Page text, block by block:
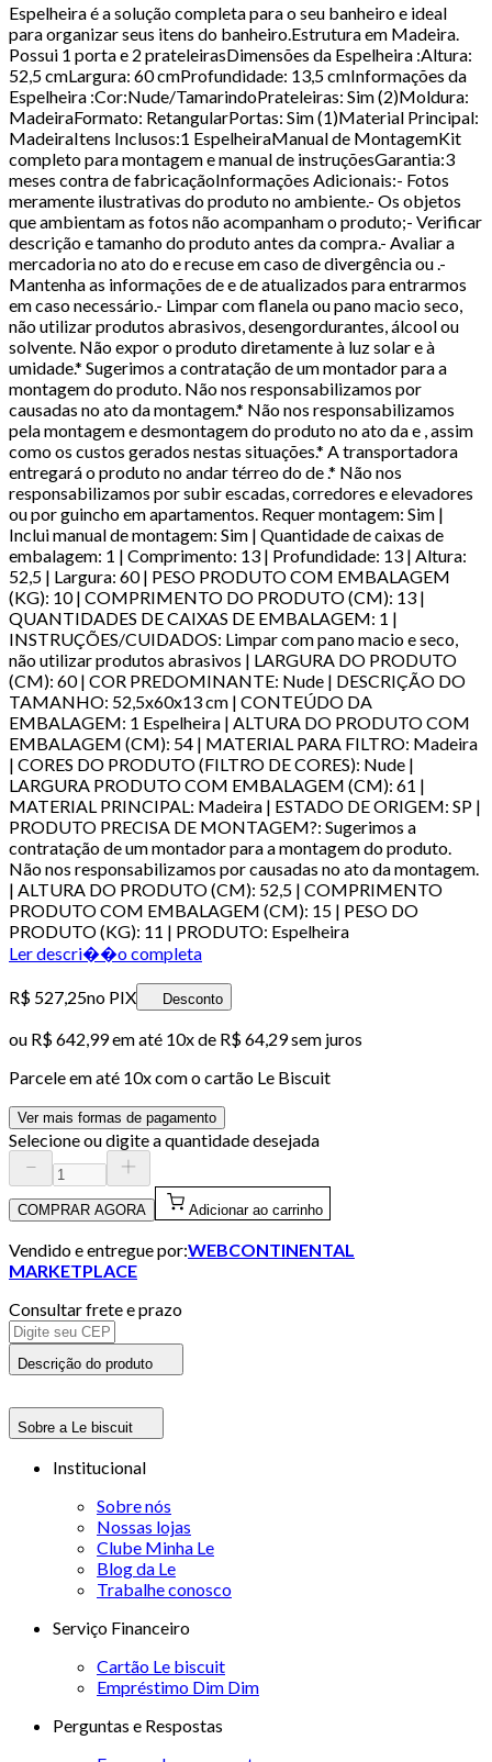
Espelheira é a solução completa para o seu banheiro e ideal
para organizar seus itens do banheiro.Estrutura em Madeira.
Possui 1 porta e 2 prateleirasDimensões da Espelheira :Altura:
52,5 cmLargura: 60 cmProfundidade: 13,5 cmInformações da
Espelheira :Cor:Nude/TamarindoPrateleiras: Sim (2)Moldura:
MadeiraFormato: RetangularPortas: Sim (1)Material Principal:
MadeiraItens Inclusos:1 EspelheiraManual de MontagemKit
completo para montagem e manual de instruçõesGarantia:3
meses contra de fabricaçãoInformações Adicionais:- Fotos
meramente ilustrativas do produto no ambiente.- Os objetos
que ambientam as fotos não acompanham o produto;- Verificar
descrição e tamanho do produto antes da compra.- Avaliar a
mercadoria no ato do e recuse em caso de divergência ou .-
Mantenha as informações de e de atualizados para entrarmos
em caso necessário.- Limpar com flanela ou pano macio seco,
não utilizar produtos abrasivos, desengordurantes, álcool ou
solvente. Não expor o produto diretamente à luz solar e à
umidade.* Sugerimos a contratação de um montador para a
montagem do produto. Não nos responsabilizamos por
causadas no ato da montagem.* Não nos responsabilizamos
pela montagem e desmontagem do produto no ato da e , assim
como os custos gerados nestas situações.* A transportadora
entregará o produto no andar térreo do de .* Não nos
responsabilizamos por subir escadas, corredores e elevadores
ou por guincho em apartamentos. Requer montagem: Sim |
Inclui manual de montagem: Sim | Quantidade de caixas de
embalagem: 1 | Comprimento: 13 | Profundidade: 13 | Altura:
52,5 | Largura: 60 | PESO PRODUTO COM EMBALAGEM
(KG): 10 | COMPRIMENTO DO PRODUTO (CM): 13 |
QUANTIDADES DE CAIXAS DE EMBALAGEM: 1 |
INSTRUÇÕES/CUIDADOS: Limpar com pano macio e seco,
não utilizar produtos abrasivos | LARGURA DO PRODUTO
(CM): 60 | COR PREDOMINANTE: Nude | DESCRIÇÃO DO
TAMANHO: 52,5x60x13 cm | CONTEÚDO DA
EMBALAGEM: 1 Espelheira | ALTURA DO PRODUTO COM
EMBALAGEM (CM): 54 | MATERIAL PARA FILTRO: Madeira
| CORES DO PRODUTO (FILTRO DE CORES): Nude |
LARGURA PRODUTO COM EMBALAGEM (CM): 61 |
MATERIAL PRINCIPAL: Madeira | ESTADO DE ORIGEM: SP |
PRODUTO PRECISA DE MONTAGEM?: Sugerimos a
contratação de um montador para a montagem do produto.
Não nos responsabilizamos por causadas no ato da montagem.
| ALTURA DO PRODUTO (CM): 52,5 | COMPRIMENTO
PRODUTO COM EMBALAGEM (CM): 15 | PESO DO
PRODUTO (KG): 11 | PRODUTO: Espelheira
Ler descri��o completa
R$ 527,25no PIX Desconto
ou R$ 642,99em até 10x de R$ 64,29 sem juros
Parcele em até 10x com o cartão Le Biscuit
Ver mais formas de pagamento
Selecione ou digite a quantidade desejada
COMPRAR AGORA Adicionar ao carrinho
Vendido e entregue por:WEBCONTINENTAL
MARKETPLACE
Consultar frete e prazo
Descrição do produto
Sobre a Le biscuit
Institucional
Sobre nós
Nossas lojas
Clube Minha Le
Blog da Le
Trabalhe conosco
Serviço Financeiro
Cartão Le biscuit
Empréstimo Dim Dim
Perguntas e Respostas